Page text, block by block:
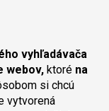
vyhľadávača
webov, ktoré na
si chcú
vytvorená